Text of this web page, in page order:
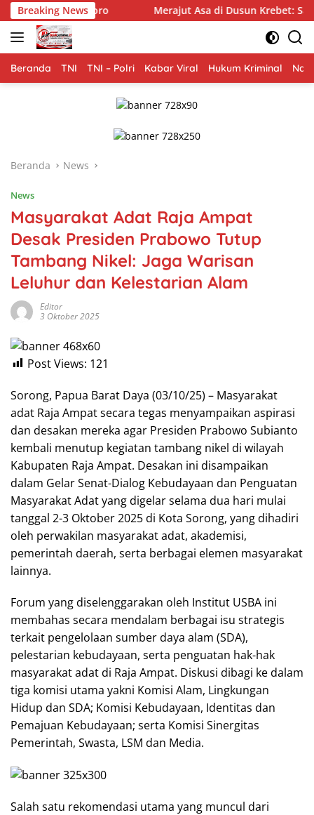
Langsung
ke
konten
Breaking NewsMerajut Asa di Dusun Krebet: Satgas TMMD 129
Beranda TNI TNI – Polri Kabar Viral Hukum Kriminal
Beranda News
News
Masyarakat Adat Raja Ampat
Desak Presiden Prabowo Tutup
Tambang Nikel: Jaga Warisan
Leluhur dan Kelestarian Alam
Editor
3 Oktober 2025
Post Views: 121
Sorong, Papua Barat Daya (03/10/25) – Masyarakat
adat Raja Ampat secara tegas menyampaikan aspirasi
dan desakan mereka agar Presiden Prabowo Subianto
kembali menutup kegiatan tambang nikel di wilayah
Kabupaten Raja Ampat. Desakan ini disampaikan
dalam Gelar Senat-Dialog Kebudayaan dan Penguatan
Masyarakat Adat yang digelar selama dua hari mulai
tanggal 2-3 Oktober 2025 di Kota Sorong, yang dihadiri
oleh perwakilan masyarakat adat, akademisi,
pemerintah daerah, serta berbagai elemen masyarakat
lainnya.
Forum yang diselenggarakan oleh Institut USBA ini
membahas secara mendalam berbagai isu strategis
terkait pengelolaan sumber daya alam (SDA),
pelestarian kebudayaan, serta penguatan hak-hak
masyarakat adat di Raja Ampat. Diskusi dibagi ke dalam
tiga komisi utama yakni Komisi Alam, Lingkungan
Hidup dan SDA; Komisi Kebudayaan, Identitas dan
Pemajuan Kebudayaan; serta Komisi Sinergitas
Pemerintah, Swasta, LSM dan Media.
Salah satu rekomendasi utama yang muncul dari